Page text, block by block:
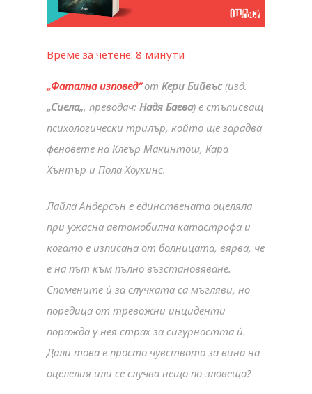
Време за четене:8 минути
„Фатална изповед“отКери Бийвъс(изд.
„Сиела„, преводач:Надя Баева) е стъписващ
психологически трилър, който ще зарадва
феновете на Клеър Макинтош, Кара
Хънтър и Пола Хоукинс.
Лайла Андерсън е единствената оцеляла
при ужасна автомобилна катастрофа и
когато е изписана от болницата, вярва, че
е на път към пълно възстановяване.
Спомените ѝ за случката са мъгляви, но
поредица от тревожни инциденти
поражда у нея страх за сигурността ѝ.
Дали това е просто чувството за вина на
оцелелия или се случва нещо по-зловещо?